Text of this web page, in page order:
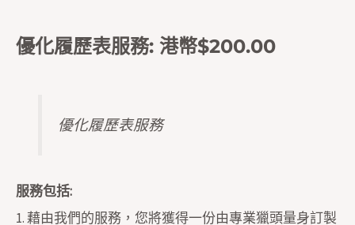
優化履歷表服務: 港幣$200.00
優化履歷表服務
服務包括:
1. 藉由我們的服務，您將獲得一份由專業獵頭量身訂製